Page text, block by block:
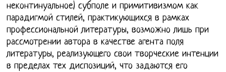
неконтинуальное) субполе и примитивизмом как
парадигмой стилей, практикующихся в рамках
профессиональной литературы, возможно лишь при
рассмотрении автора в качестве агента поля
литературы, реализующего свои творческие интенции
в пределах тех диспозиций, что задаются его